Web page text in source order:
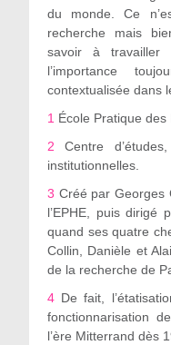
du monde. Ce
recherche mais
savoir à
l’importance
contextualisée dans
1 École Pratique des
2 Centre
institutionnelles.
3 Créé par Georges
l’EPHE, puis dirigé
quand ses quatre
Collin, Danièle et
de la recherche de
4De fait,
fonctionnarisation
l’ère Mitterrand dès